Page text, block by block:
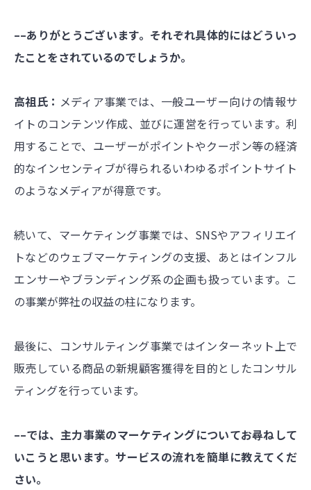
––ありがとうございます。それぞれ具体的にはどういっ
たことをされているのでしょうか。
高祖氏： メディア事業では、一般ユーザー向けの情報サ
イトのコンテンツ作成、並びに運営を行っています。利
用することで、ユーザーがポイントやクーポン等の経済
的なインセンティブが得られるいわゆるポイントサイト
のようなメディアが得意です。
続いて、マーケティング事業では、SNSやアフィリエイ
トなどのウェブマーケティングの支援、あとはインフル
エンサーやブランディング系の企画も扱っています。こ
の事業が弊社の収益の柱になります。
最後に、コンサルティング事業ではインターネット上で
販売している商品の新規顧客獲得を目的としたコンサル
ティングを行っています。
––では、主力事業のマーケティングについてお尋ねして
いこうと思います。サービスの流れを簡単に教えてくだ
さい。